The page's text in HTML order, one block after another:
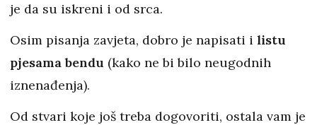
je da su iskreni i od srca.
Osim pisanja zavjeta, dobro je napisati i listu
pjesama bendu (kako ne bi bilo neugodnih
iznenađenja).
Od stvari koje još treba dogovoriti, ostala vam je